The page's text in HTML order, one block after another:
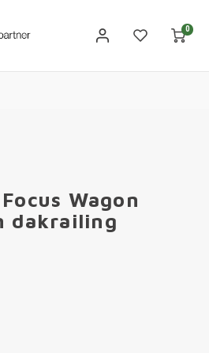
0
Wagon
dakrailing